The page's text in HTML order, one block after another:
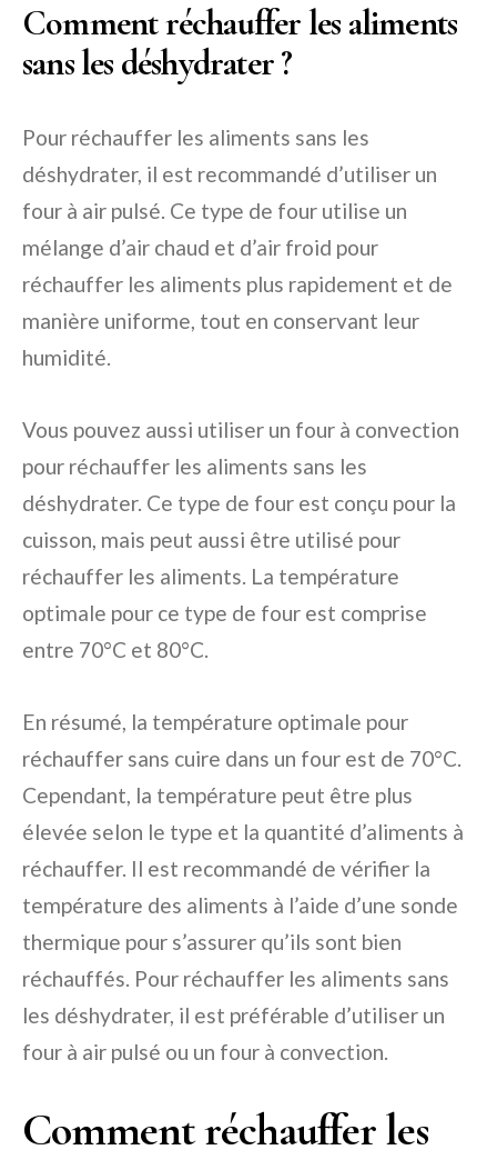
Comment réchauffer les aliments
sans les déshydrater ?
Pour réchauffer les aliments sans les
déshydrater, il est recommandé d’utiliser un
four à air pulsé. Ce type de four utilise un
mélange d’air chaud et d’air froid pour
réchauffer les aliments plus rapidement et de
manière uniforme, tout en conservant leur
humidité.
Vous pouvez aussi utiliser un four à convection
pour réchauffer les aliments sans les
déshydrater. Ce type de four est conçu pour la
cuisson, mais peut aussi être utilisé pour
réchauffer les aliments. La température
optimale pour ce type de four est comprise
entre 70°C et 80°C.
En résumé, la température optimale pour
réchauffer sans cuire dans un four est de 70°C.
Cependant, la température peut être plus
élevée selon le type et la quantité d’aliments à
réchauffer. Il est recommandé de vérifier la
température des aliments à l’aide d’une sonde
thermique pour s’assurer qu’ils sont bien
réchauffés. Pour réchauffer les aliments sans
les déshydrater, il est préférable d’utiliser un
four à air pulsé ou un four à convection.
Comment réchauffer les